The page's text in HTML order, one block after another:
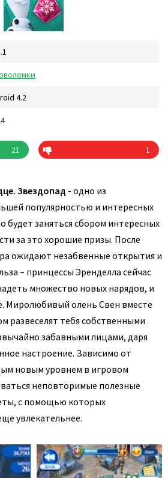
4.2
21 1
Звездопад - одно из
популярностью и интересных
будет заняться сбором интересных
за это хорошие призы. После
ожидают незабвенные открытия и
– принцессы Эренделла сейчас
множество новых нарядов, и
Миролюбивый олень Свен вместе
развеселят тебя собственными
забавными лицами, даря
настроение. Зависимо от
новым уровнем в игровом
неповторимые полезные
с помощью которых
увлекательнее.